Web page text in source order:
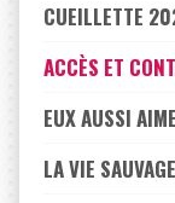
CUEILLETTE
ACCÈS ET
EUX AUSSI
LA VIE